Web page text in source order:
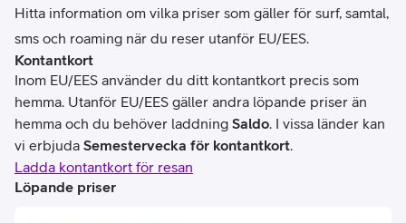
Hitta information om vilka priser som gäller för surf, samtal,
sms och roaming när du reser utanför EU/EES.
Kontantkort
Inom EU/EES använder du ditt kontantkort precis som
hemma. Utanför EU/EES gäller andra löpande priser än
hemma och du behöver laddning Saldo. I vissa länder kan
vi erbjuda Semestervecka för kontantkort.
Ladda kontantkort för resan
Löpande priser